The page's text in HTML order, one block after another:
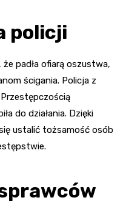
policji
padła ofiarą oszustwa,
ścigania. Policja z
Przestępczością
do działania. Dzięki
ustalić tożsamość osób